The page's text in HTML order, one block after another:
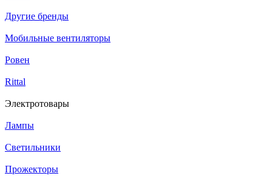
Другие бренды
Мобильные вентиляторы
Ровен
Rittal
Электротовары
Лампы
Светильники
Прожекторы